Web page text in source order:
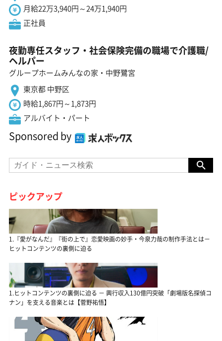
月給22万3,940円～24万1,940円
正社員
夜勤専任スタッフ・社会保険完備の職場で介護職/
ヘルパー
グループホームみんなの家・中野鷺宮
東京都 中野区
時給1,867円～1,873円
アルバイト・パート
Sponsored by
ピックアップ
1.『愛がなんだ』『街の上で』恋愛映画の妙手・今泉力哉の制作手法とは－
ヒットコンテンツの裏側に迫る
1.ヒットコンテンツの裏側に迫る － 興行収入130億円突破「劇場版名探偵コ
ナン」を支える音楽とは【菅野祐悟】